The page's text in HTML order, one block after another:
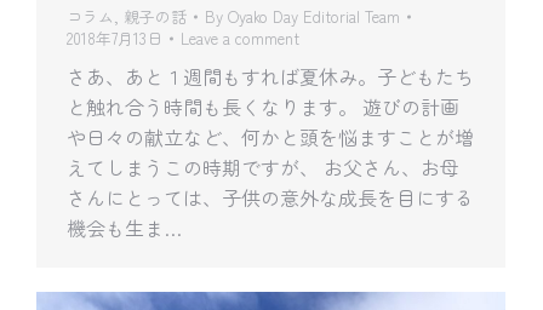
コラム 親子の話 By Oyako Day Editorial Team
2018年7月13日
Leave a comment
さあ、あと１週間もすれば夏休み。子どもたち
と触れ合う時間も長くなります。 遊びの計画
や日々の献立など、何かと頭を悩ますことが増
えてしまうこの時期ですが、 お父さん、お母
さんにとっては、子供の意外な成長を目にする
機会も生ま…